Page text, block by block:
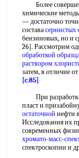
Более
химические
— достаточно
составасернистых
бензиновых, но и
26]. Рассмотрим
обработкой
раствором
затем, в отличие
[c.85]
При
пласт и
остаточной нефти
Исследования их
современных
хромато-масс-
спектроскопии и